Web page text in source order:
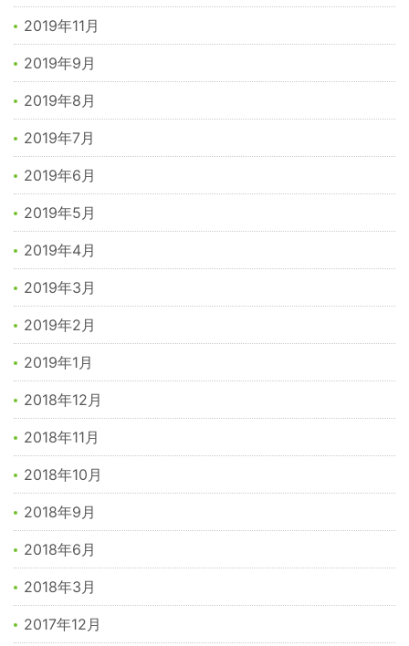
2019年11月
2019年9月
2019年8月
2019年7月
2019年6月
2019年5月
2019年4月
2019年3月
2019年2月
2019年1月
2018年12月
2018年11月
2018年10月
2018年9月
2018年6月
2018年3月
2017年12月